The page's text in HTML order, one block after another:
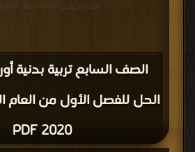
الصف السابع تربية بدنية
2020 PDF
العام الدراسي 2019-2020 PDF مجانا